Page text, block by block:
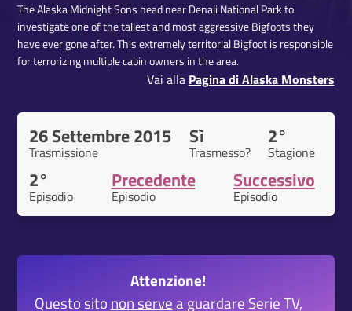
The Alaska Midnight Sons head near Denali National Park to
investigate one of the tallest and most aggressive Bigfoots they
have ever gone after. This extremely territorial Bigfoot is responsible
for terrorizing multiple cabin owners in the area.
Vai alla Pagina di Alaska Monsters
26 Settembre 2015
Trasmissione
Sì
Trasmesso?
2°
Stagione
2°
Episodio
Precedente
Episodio
Successivo
Episodio
Attenzione!
Questo sito non servea guardare Serie TV,